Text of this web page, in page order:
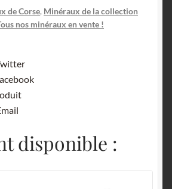
de Corse, Minéraux de la collection
nos minéraux en vente !
disponible :